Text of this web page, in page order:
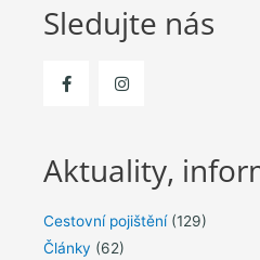
Sledujte nás
Aktuality,
Cestovní pojištění(129)
Články (62)